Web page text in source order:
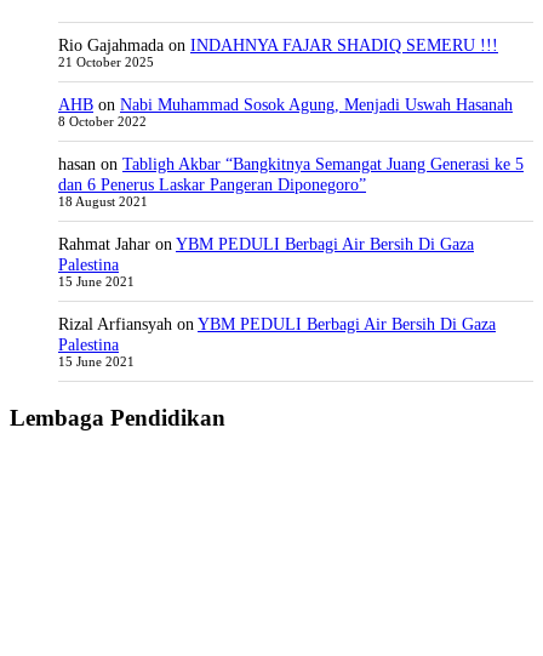
Rio Gajahmada on INDAHNYA FAJAR SHADIQ SEMERU !!!
21 October 2025
AHB on Nabi Muhammad Sosok Agung, Menjadi Uswah Hasanah
8 October 2022
hasan on Tabligh Akbar “Bangkitnya Semangat Juang Generasi ke 5
dan 6 Penerus Laskar Pangeran Diponegoro”
18 August 2021
Rahmat Jahar onYBM PEDULI Berbagi Air Bersih Di Gaza
Palestina
15 June 2021
Rizal Arfiansyah onYBM PEDULI Berbagi Air Bersih Di Gaza
Palestina
15 June 2021
Lembaga Pendidikan